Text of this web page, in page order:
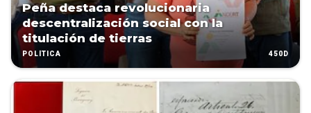
Peña destaca revolucionaria
descentralización social con la
titulación de tierras
POLÍTICA 450D